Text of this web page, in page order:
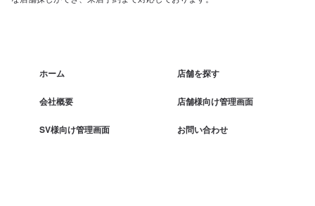
ホーム 店舗を探す
会社概要 店舗様向け管理画面
SV様向け管理画面 お問い合わせ